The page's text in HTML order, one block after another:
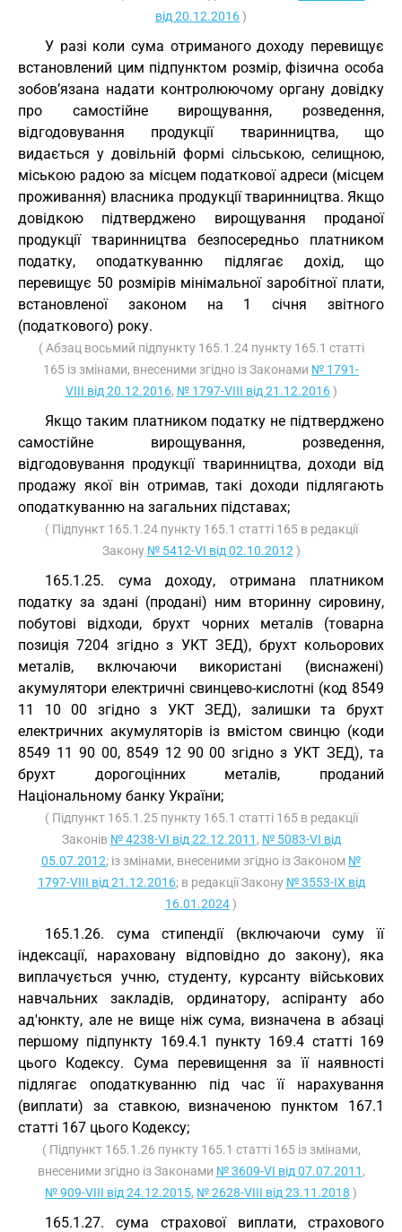
від 20.12.2016)
У разі коли сума отриманого доходу перевищує
встановлений цим підпунктом розмір, фізична особа
зобов’язана надати контролюючому органу довідку
про самостійне вирощування, розведення,
відгодовування продукції тваринництва, що
видається у довільній формі сільською, селищною,
міською радою за місцем податкової адреси (місцем
проживання) власника продукції тваринництва. Якщо
довідкою підтверджено вирощування проданої
продукції тваринництва безпосередньо платником
податку, оподаткуванню підлягає дохід, що
перевищує 50 розмірів мінімальної заробітної плати,
встановленої законом на 1 січня звітного
(податкового) року.
( Абзац восьмий підпункту 165.1.24 пункту 165.1 статті
165 із змінами, внесеними згідно із Законами № 1791-
VIII від 20.12.2016, № 1797-VIII від 21.12.2016)
Якщо таким платником податку не підтверджено
самостійне вирощування, розведення,
відгодовування продукції тваринництва, доходи від
продажу якої він отримав, такі доходи підлягають
оподаткуванню на загальних підставах;
( Підпункт 165.1.24 пункту 165.1 статті 165 в редакції
Закону № 5412-VI від 02.10.2012 )
165.1.25. сума доходу, отримана платником
податку за здані (продані) ним вторинну сировину,
побутові відходи, брухт чорних металів (товарна
позиція 7204 згідно з УКТ ЗЕД), брухт кольорових
металів, включаючи використані (виснажені)
акумулятори електричні свинцево-кислотні (код 8549
11 10 00 згідно з УКТ ЗЕД), залишки та брухт
електричних акумуляторів із вмістом свинцю (коди
8549 11 90 00, 8549 12 90 00 згідно з УКТ ЗЕД), та
брухт дорогоцінних металів, проданий
Національному банку України;
( Підпункт 165.1.25 пункту 165.1 статті 165 в редакції
Законів № 4238-VI від 22.12.2011 , № 5083-VI від
05.07.2012; із змінами, внесеними згідно із Законом №
1797-VIII від 21.12.2016; в редакції Закону № 3553-IX від
16.01.2024)
165.1.26. сума стипендії (включаючи суму її
індексації, нараховану відповідно до закону), яка
виплачується учню, студенту, курсанту військових
навчальних закладів, ординатору, аспіранту або
ад'юнкту, але не вище ніж сума, визначена в абзаці
першому підпункту 169.4.1 пункту 169.4 статті 169
цього Кодексу. Сума перевищення за її наявності
підлягає оподаткуванню під час її нарахування
(виплати) за ставкою, визначеною пунктом 167.1
статті 167 цього Кодексу;
( Підпункт 165.1.26 пункту 165.1 статті 165 із змінами,
внесеними згідно із Законами № 3609-VI від 07.07.2011 ,
№ 909-VIII від 24.12.2015, № 2628-VIII від 23.11.2018 )
165.1.27. сума страхової виплати, страхового